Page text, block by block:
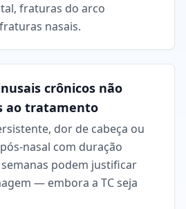
fraturas do arco
nasais.
crônicos não
ao tratamento
dor de cabeça ou
nasal com duração
podem justificar
— embora a TC seja